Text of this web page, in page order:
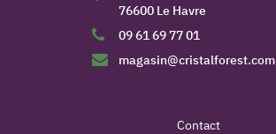
76600 Le Havre
09 61 69 77 01
magasin@cristalforest.com
Contact